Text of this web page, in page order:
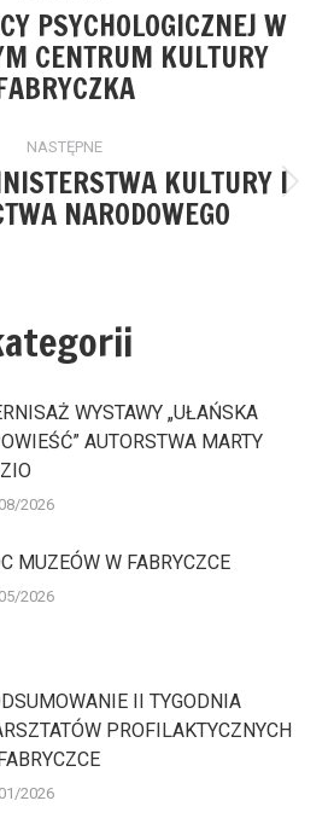
Poprzedni
wpis:
PSYCHOLOGICZNEJ W
CENTRUM KULTURY
NASTĘPNE
Następny
wpis:
KULTURY I
NARODOWEGO
WYSTAWY „UŁAŃSKA
AUTORSTWA MARTY
2026
MUZEÓW W FABRYCZCE
2026
II TYGODNIA
PROFILAKTYCZNYCH
2026